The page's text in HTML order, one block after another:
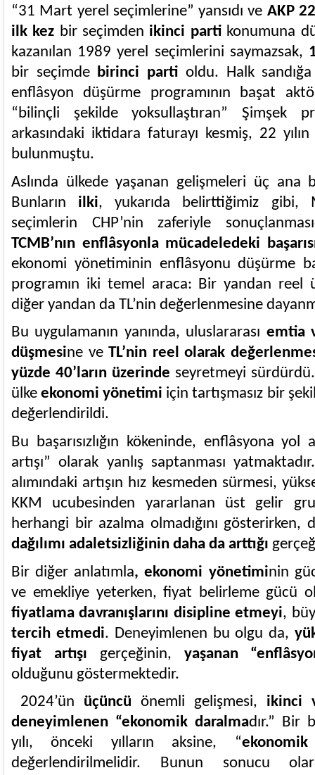
“31 Mart yerel seçimlerine” yansıdı ve AKP
ilk kez bir seçimden ikinci partikonumuna
kazanılan 1989 yerel seçimlerini saymazsak,
bir seçimde birinci parti oldu. Halk
enflâsyon düşürme programının başat
“bilinçli şekilde yoksullaştıran” Şimşek
arkasındaki iktidara faturayı kesmiş, 22
bulunmuştu.
Aslında ülkede yaşanan gelişmeleri üç ana
Bunların ilki, yukarıda belirttiğimiz gibi,
seçimlerin CHP’nin zaferiyle
TCMB’nın enflâsyonla mücadeledeki
ekonomi yönetiminin enflâsyonu düşürme
programın iki temel araca: Bir yandan reel
diğer yandan da TL’nin değerlenmesine
Bu uygulamanın yanında, uluslararası emtia
düşmesine veTL’nin reel olarak
yüzde 40’ların üzerinde seyretmeyi
ülkeekonomi yönetimi için tartışmasız bir
değerlendirildi.
Bu başarısızlığın kökeninde, enflâsyona
artışı” olarak yanlış saptanması
alımındaki artışın hız kesmeden sürmesi,
KKM ucubesinden yararlanan üst gelir
herhangi bir azalma olmadığını
dağılımı adaletsizliğinin daha da arttığı
Bir diğer anlatımla, ekonomi yönetiminin
ve emekliye yeterken, fiyat belirleme gücü
fiyatlama davranışlarını disipline etmeyi,
tercih etmedi. Deneyimlenen bu olgu da,
fiyat artışı gerçeğinin, yaşanan
olduğunu göstermektedir.
2024’ün üçüncü önemli gelişmesi, ikinci
deneyimlenen “ekonomik daralmadır.” Bir
yılı, önceki yılların aksine, “
değerlendirilmelidir. Bunun sonucu